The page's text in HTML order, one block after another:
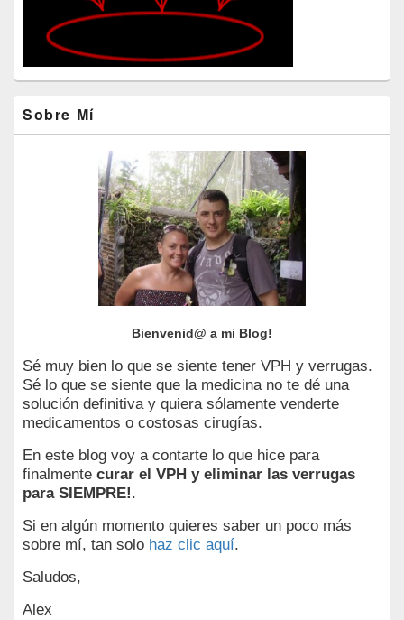
Sobre Mí
Bienvenid@ a mi Blog!
Sé muy bien lo que se siente tener VPH y verrugas.
Sé lo que se siente que la medicina no te dé una
solución definitiva y quiera sólamente venderte
medicamentos o costosas cirugías.
En este blog voy a contarte lo que hice para
finalmente curar el VPH y eliminar las verrugas
para SIEMPRE!.
Si en algún momento quieres saber un poco más
sobre mí, tan solo haz clic aquí.
Saludos,
Alex